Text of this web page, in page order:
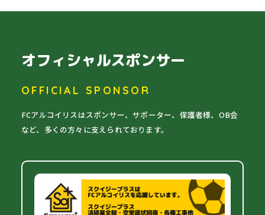
オフィシャルスポンサー
OFFICIAL SPONSOR
FCアルコイリスはスポンサー、サポーター、保護者様、OB会
など、多くの方々に支えられております。